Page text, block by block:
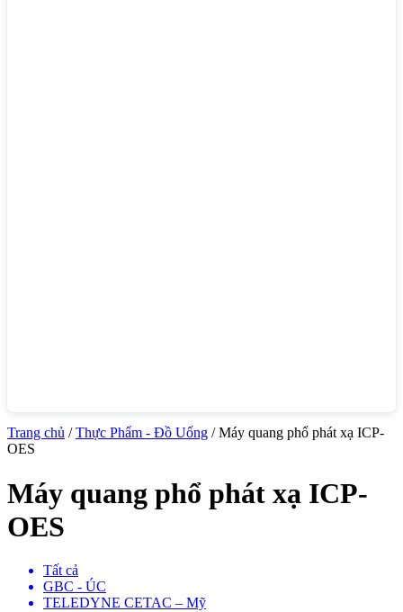
Trang chủ /Thực Phẩm - Đồ Uống / Máy quang phổ phát xạ ICP-
OES
Máy quang phổ phát xạ ICP-
OES
Tất cả
GBC - ÚC
TELEDYNE CETAC – Mỹ